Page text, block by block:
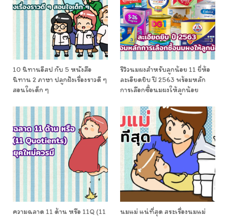
10 นิทานอีสป กับ 5 หนังสือ
นิทาน 2 ภาษา ปลูกฝังเรื่องราวดี ๆ
สอนใจเด็ก ๆ
รีวิวนมผงสำหรับลูกน้อย 11 ยี่ห้อ
ละเอียดยิบ ปี 2563 พร้อมหลัก
การเลือกซื้อนมผงให้ลูกน้อย
ความฉลาด 11 ด้าน หรือ 11Q (11
นมแม่ แน่ที่สุด สระเรื่องนมแม่